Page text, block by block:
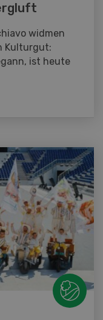
widmen
Kulturgut:
ist heute